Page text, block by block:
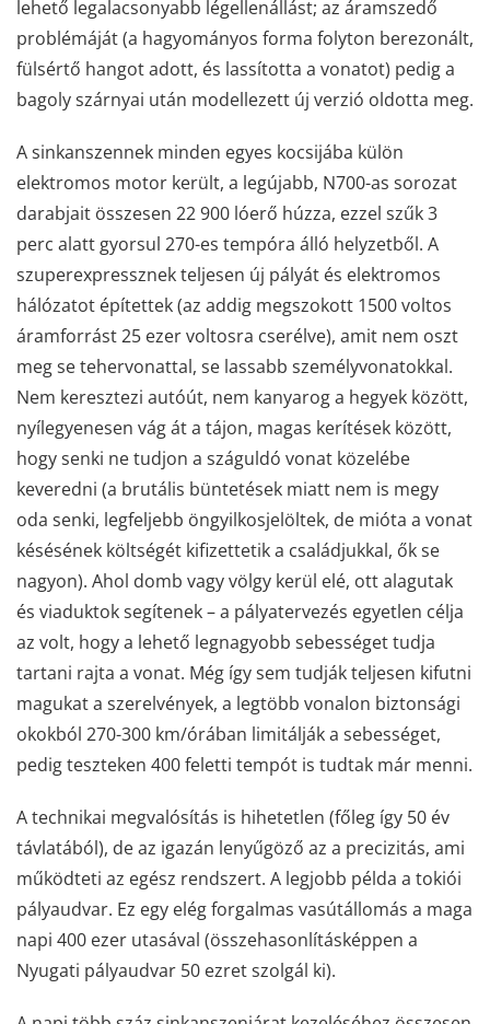
lehető legalacsonyabb légellenállást; az áramszedő
problémáját (a hagyományos forma folyton berezonált,
fülsértő hangot adott, és lassította a vonatot) pedig a
bagoly szárnyai után modellezett új verzió oldotta meg.
A sinkanszennek minden egyes kocsijába külön
elektromos motor került, a legújabb, N700-as sorozat
darabjait összesen 22 900 lóerő húzza, ezzel szűk 3
perc alatt gyorsul 270-es tempóra álló helyzetből. A
szuperexpressznek teljesen új pályát és elektromos
hálózatot építettek (az addig megszokott 1500 voltos
áramforrást 25 ezer voltosra cserélve), amit nem oszt
meg se tehervonattal, se lassabb személyvonatokkal.
Nem keresztezi autóút, nem kanyarog a hegyek között,
nyílegyenesen vág át a tájon, magas kerítések között,
hogy senki ne tudjon a száguldó vonat közelébe
keveredni (a brutális büntetések miatt nem is megy
oda senki, legfeljebb öngyilkosjelöltek, de mióta a vonat
késésének költségét kifizettetik a családjukkal, ők se
nagyon). Ahol domb vagy völgy kerül elé, ott alagutak
és viaduktok segítenek – a pályatervezés egyetlen célja
az volt, hogy a lehető legnagyobb sebességet tudja
tartani rajta a vonat. Még így sem tudják teljesen kifutni
magukat a szerelvények, a legtöbb vonalon biztonsági
okokból 270-300 km/órában limitálják a sebességet,
pedig teszteken 400 feletti tempót is tudtak már menni.
A technikai megvalósítás is hihetetlen (főleg így 50 év
távlatából), de az igazán lenyűgöző az a precizitás, ami
működteti az egész rendszert. A legjobb példa a tokiói
pályaudvar. Ez egy elég forgalmas vasútállomás a maga
napi 400 ezer utasával (összehasonlításképpen a
Nyugati pályaudvar 50 ezret szolgál ki).